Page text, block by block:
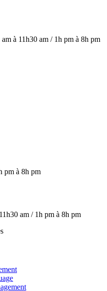
am à 11h30 am / 1h pm à 8h pm
pm à 8h pm
am / 1h pm à 8h pm